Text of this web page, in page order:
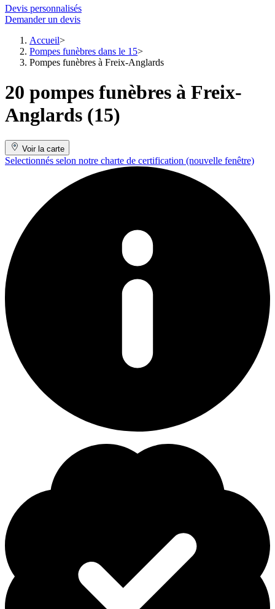
Devis personnalisés
Demander un devis
Accueil
Pompes funèbres dans le 15
Pompes funèbres à Freix-Anglards
20 pompes funèbres à Freix-
Anglards (15)
Voir la carte
Selectionnés selon notre charte de certification (nouvelle fenêtre)